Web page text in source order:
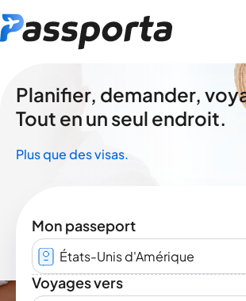
Planifier, demander,
Tout en un seul endroit.
Plus que des visas.
Mon passeport
États-Unis d'Amérique
Voyages vers